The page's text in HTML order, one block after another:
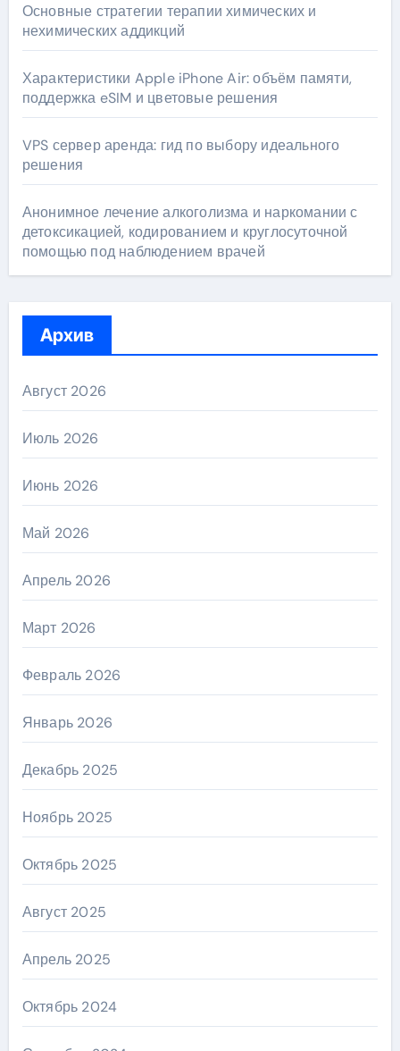
Основные стратегии терапии химических и
нехимических аддикций
Характеристики Apple iPhone Air: объём памяти,
поддержка eSIM и цветовые решения
VPS сервер аренда: гид по выбору идеального
решения
Анонимное лечение алкоголизма и наркомании с
детоксикацией, кодированием и круглосуточной
помощью под наблюдением врачей
Архив
Август 2026
Июль 2026
Июнь 2026
Май 2026
Апрель 2026
Март 2026
Февраль 2026
Январь 2026
Декабрь 2025
Ноябрь 2025
Октябрь 2025
Август 2025
Апрель 2025
Октябрь 2024